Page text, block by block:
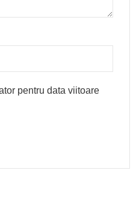
pentru data viitoare